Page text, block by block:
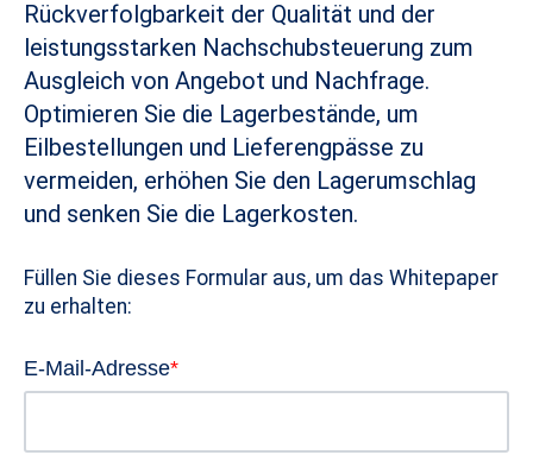
Rückverfolgbarkeit der Qualität und der
leistungsstarken Nachschubsteuerung zum
Ausgleich von Angebot und Nachfrage.
Optimieren Sie die Lagerbestände, um
Eilbestellungen und Lieferengpässe zu
vermeiden, erhöhen Sie den Lagerumschlag
und senken Sie die Lagerkosten.
Füllen Sie dieses Formular aus, um das Whitepaper
zu erhalten:
E-Mail-Adresse*